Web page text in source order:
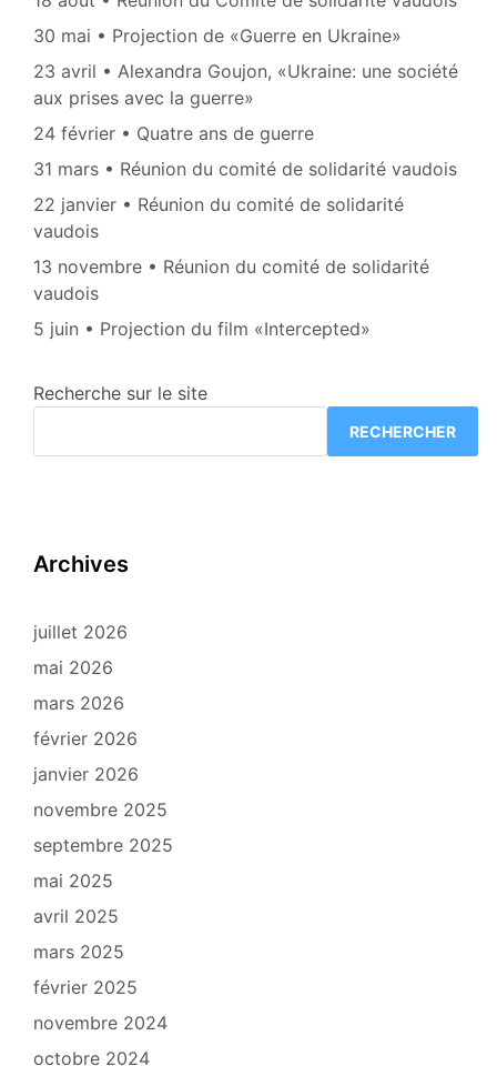
30 mai • Projection de «Guerre en Ukraine»
23 avril • Alexandra Goujon, «Ukraine: une société
aux prises avec la guerre»
24 février • Quatre ans de guerre
31 mars • Réunion du comité de solidarité vaudois
22 janvier • Réunion du comité de solidarité
vaudois
13 novembre • Réunion du comité de solidarité
vaudois
5 juin • Projection du film «Intercepted»
Recherche sur le site
RECHERCHER
Archives
juillet 2026
mai 2026
mars 2026
février 2026
janvier 2026
novembre 2025
septembre 2025
mai 2025
avril 2025
mars 2025
février 2025
novembre 2024
octobre 2024